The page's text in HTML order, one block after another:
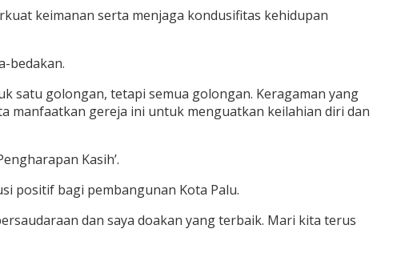
keimanan serta menjaga kondusifitas kehidupan
bedakan.
satu golongan, tetapi semua golongan. Keragaman yang
manfaatkan gereja ini untuk menguatkan keilahian diri dan
Kasih’.
positif bagi pembangunan Kota Palu.
dan saya doakan yang terbaik. Mari kita terus